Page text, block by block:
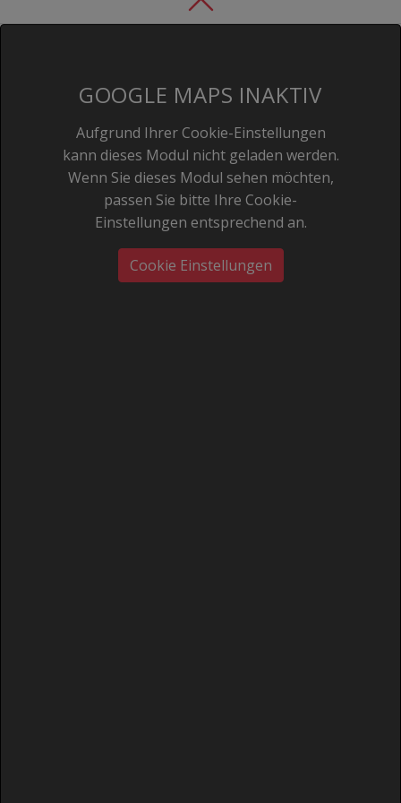
GOOGLE MAPS INAKTIV
Aufgrund Ihrer Cookie-Einstellungen
kann dieses Modul nicht geladen werden.
Wenn Sie dieses Modul sehen möchten,
passen Sie bitte Ihre Cookie-
Einstellungen entsprechend an.
Cookie Einstellungen